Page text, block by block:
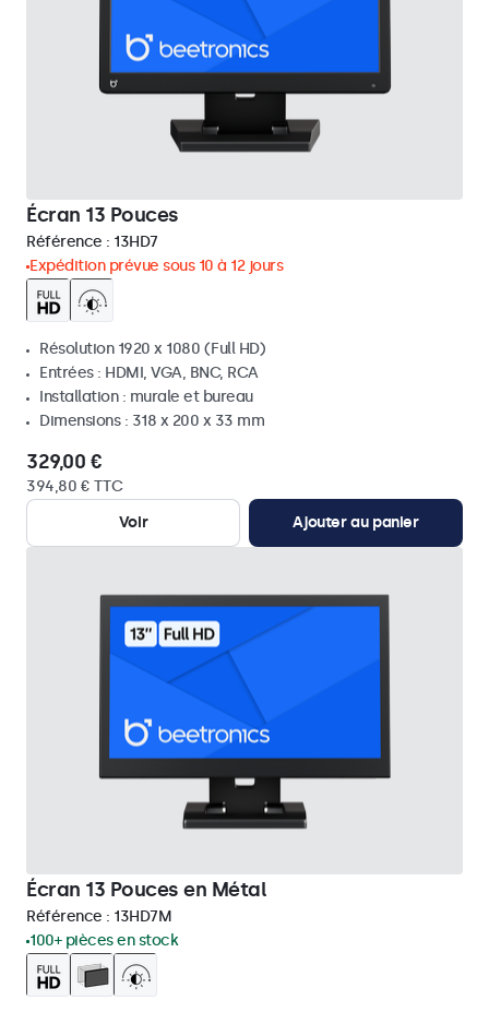
Écran 13 Pouces
Référence : 13HD7
Expédition prévue sous 10 à 12 jours
Résolution 1920 x 1080 (Full HD)
Entrées : HDMI, VGA, BNC, RCA
Installation : murale et bureau
Dimensions : 318 x 200 x 33 mm
329,00 €
394,80 € TTC
Voir
Ajouter au panier
Écran 13 Pouces en Métal
Référence : 13HD7M
100+ pièces en stock